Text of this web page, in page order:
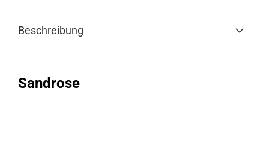
Beschreibung
Sandrose